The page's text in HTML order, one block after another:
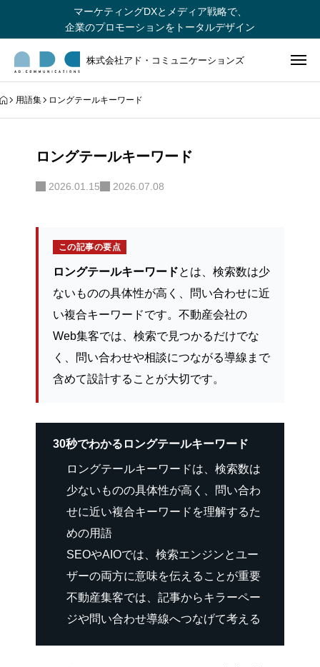
マーケティングDXとメディア戦略で、
企業のプロモーションをトータルデザイン
株式会社アド・コミュニケーションズ
用語集 ロングテールキーワード
ロングテールキーワード
2026.01.15 2026.07.08
この記事の要点
ロングテールキーワードとは、検索数は少
ないものの具体性が高く、問い合わせに近
い複合キーワードです。不動産会社の
Web集客では、検索で見つかるだけでな
く、問い合わせや相談につながる導線まで
含めて設計することが大切です。
30秒でわかるロングテールキーワード
ロングテールキーワードは、検索数は
少ないものの具体性が高く、問い合わ
せに近い複合キーワードを理解するた
めの用語
SEOやAIOでは、検索エンジンとユー
ザーの両方に意味を伝えることが重要
不動産集客では、記事からキラーペー
ジや問い合わせ導線へつなげて考える